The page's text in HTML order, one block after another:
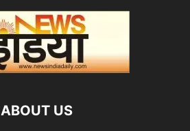
ABOUT US